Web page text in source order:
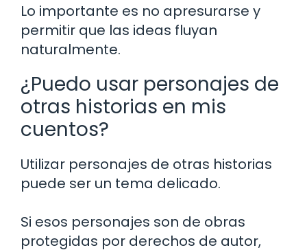
Lo importante es no apresurarse y
permitir que las ideas fluyan
naturalmente.
¿Puedo usar personajes de
otras historias en mis
cuentos?
Utilizar personajes de otras historias
puede ser un tema delicado.
Si esos personajes son de obras
protegidas por derechos de autor,